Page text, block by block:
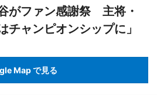
がファン感謝祭 主将・
チャンピオンシップに」
Map で見る